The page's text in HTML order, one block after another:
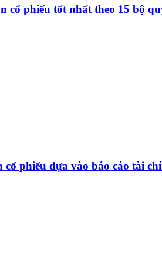
cổ phiếu tốt nhất theo 15 bộ
cổ phiếu dựa vào báo cáo tài